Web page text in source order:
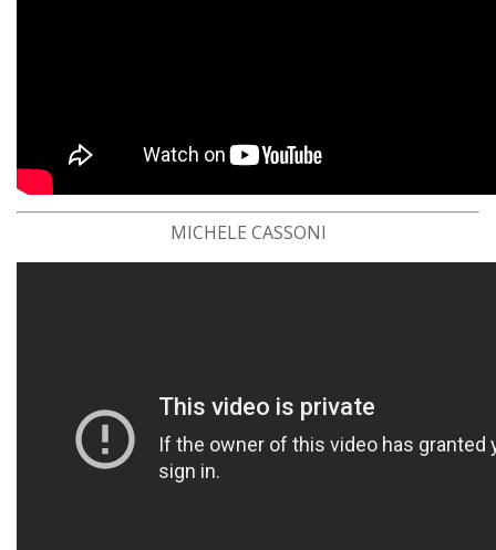
MICHELE CASSONI